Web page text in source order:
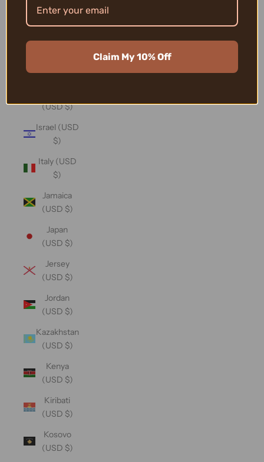
Iraq (USD
(USD $)
(USD $)
Israel (USD
$)
Italy (USD
$)
Jamaica
(USD $)
Japan
(USD $)
Jersey
(USD $)
Jordan
(USD $)
Kazakhstan
(USD $)
Kenya
(USD $)
Kiribati
(USD $)
Kosovo
(USD $)
Claim My 10% Off